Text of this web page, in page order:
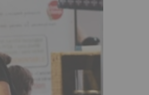
la flèche bas pour ouvrir le sous-menu.
Youtube